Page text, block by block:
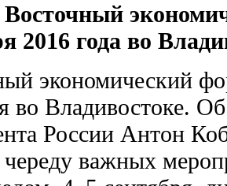
2016 года во
экономический
во Владивостоке.
России Антон
череду важных